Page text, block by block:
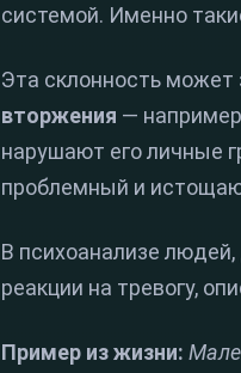
системой. Именно
Эта склонность может
вторжения —
нарушают его личные
проблемный и
В психоанализе
реакции на тревогу,
Пример из жизни: